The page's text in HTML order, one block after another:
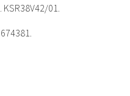
KSR38V42/01.